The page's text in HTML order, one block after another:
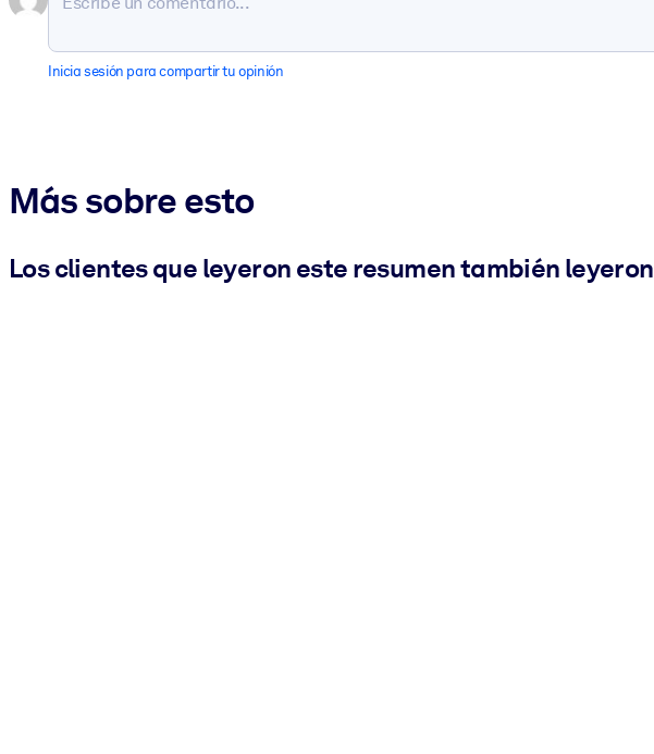
Inicia sesión para compartir tu opinión
Más sobre esto
Los clientes que leyeron este resumen también leyeron